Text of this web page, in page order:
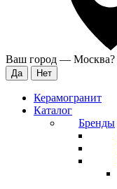
Ваш город — Москва?
Керамогранит
Каталог
Бренды